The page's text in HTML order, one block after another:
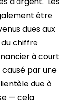
être
dues aux
chiffre
à court
par une
due à
— cela